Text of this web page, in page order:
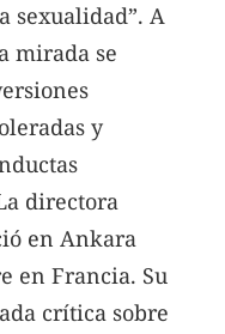
sexualidad”. A
mirada se
y
directora
en Ankara
en Francia. Su
crítica sobre